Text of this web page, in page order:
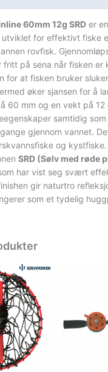
60mm 12g SRD er
utviklet for effektivt fiske
rovfisk.
fritt på sena når fisken er
for at fisken bruker
øker sjansen for å
60 mm og en vekt på 12
samtidig som
gjennom vannet.
og kystfiske.
SRD (Sølv med røde
har vist seg svært
gir naturtro
som et tydelig